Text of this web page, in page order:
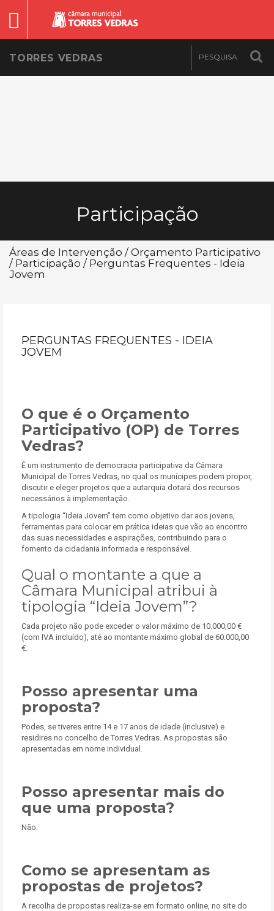
TORRES VEDRAS
Participação
Áreas de Intervenção / Orçamento Participativo
/ Participação / Perguntas Frequentes - Ideia
Jovem
PERGUNTAS FREQUENTES - IDEIA
JOVEM
O que é o Orçamento
Participativo (OP) de Torres
Vedras?
É um instrumento de democracia participativa da Câmara
Municipal de Torres Vedras, no qual os munícipes podem propor,
discutir e eleger projetos que a autarquia dotará dos recursos
necessários à implementação.
A tipologia “Ideia Jovem” tem como objetivo dar aos jovens,
ferramentas para colocar em prática ideias que vão ao encontro
das suas necessidades e aspirações, contribuindo para o
fomento da cidadania informada e responsável.
Qual o montante a que a
Câmara Municipal atribui à
tipologia “Ideia Jovem”?
Cada projeto não pode exceder o valor máximo de 10.000,00 €
(com IVA incluído), até ao montante máximo global de 60.000,00
€.
Posso apresentar uma
proposta?
Podes, se tiveres entre 14 e 17 anos de idade (inclusive) e
residires no concelho de Torres Vedras. As propostas são
apresentadas em nome individual.
Posso apresentar mais do
que uma proposta?
Não.
Como se apresentam as
propostas de projetos?
A recolha de propostas realiza-se em formato online, no site do